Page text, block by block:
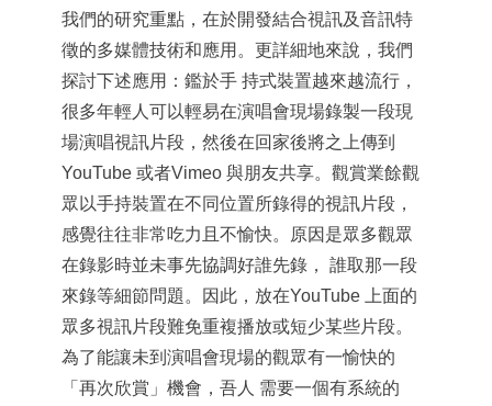
我們的研究重點，在於開發結合視訊及音訊特
徵的多媒體技術和應用。更詳細地來說，我們
探討下述應用：鑑於手 持式裝置越來越流行，
很多年輕人可以輕易在演唱會現場錄製一段現
場演唱視訊片段，然後在回家後將之上傳到
YouTube 或者Vimeo 與朋友共享。觀賞業餘觀
眾以手持裝置在不同位置所錄得的視訊片段，
感覺往往非常吃力且不愉快。原因是眾多觀眾
在錄影時並未事先協調好誰先錄， 誰取那一段
來錄等細節問題。因此，放在YouTube 上面的
眾多視訊片段難免重複播放或短少某些片段。
為了能讓未到演唱會現場的觀眾有一愉快的
「再次欣賞」機會，吾人 需要一個有系統的